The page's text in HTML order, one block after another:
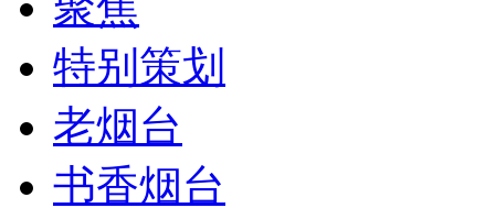
特别策划
老烟台
书香烟台